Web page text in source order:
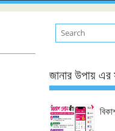
জানার উপায় এর